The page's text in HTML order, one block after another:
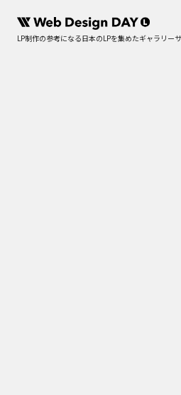
LP制作の参考になる日本のLPを集めたギャラリー